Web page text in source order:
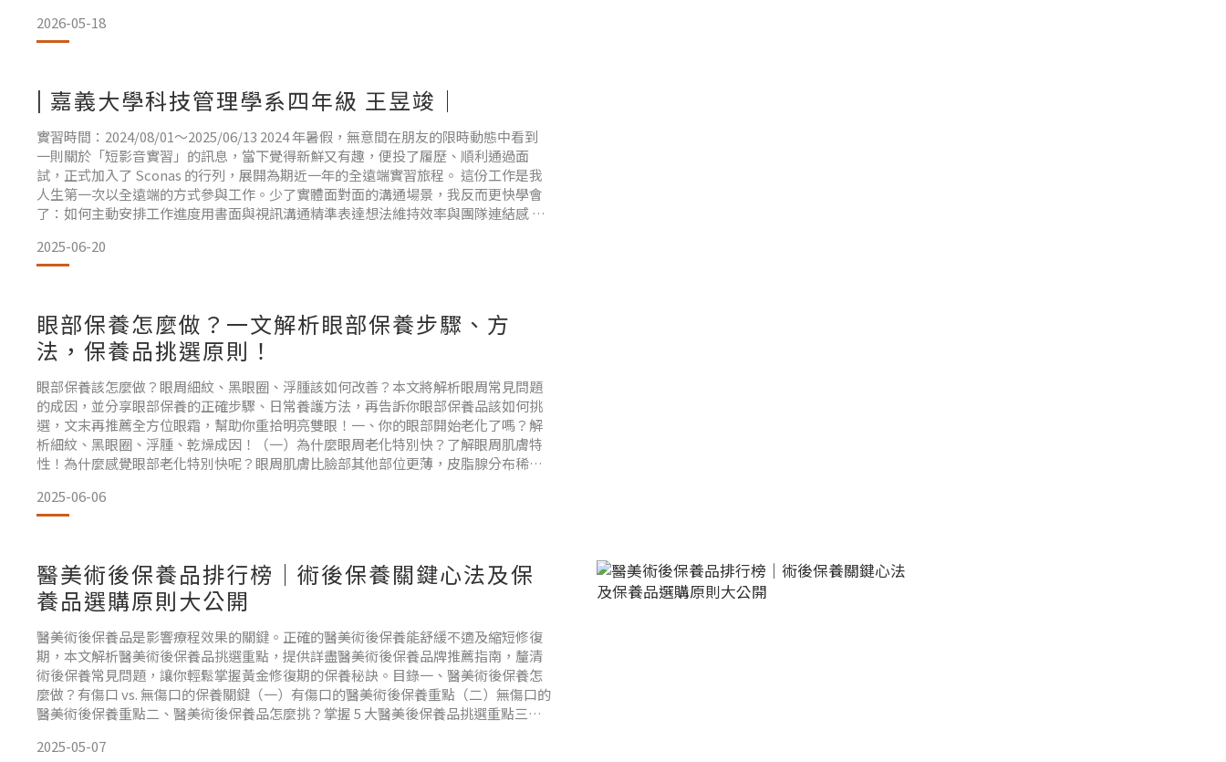
質臉部保養重點日常肌膚保養方法FAQ總
2026-05-18
| 嘉義大學科技管理學系四年級 王昱竣｜
實習時間：2024/08/01～2025/06/13 2024 年暑假，無意間在朋友的限時動態中看到
一則關於「短影音實習」的訊息，當下覺得新鮮又有趣，便投了履歷、順利通過面
試，正式加入了 Sconas 的行列，展開為期近一年的全遠端實習旅程。 這份工作是我
人生第一次以全遠端的方式參與工作。少了實體面對面的溝通場景，我反而更快學會
了：如何主動安排工作進度用書面與視訊溝通精準表達想法維持效率與團隊連結感 這
會。 ⸻ | 多元歷練：
2025-06-20
眼部保養怎麼做？一文解析眼部保養步驟、方
法，保養品挑選原則！
眼部保養該怎麼做？眼周細紋、黑眼圈、浮腫該如何改善？本文將解析眼周常見問題
的成因，並分享眼部保養的正確步驟、日常養護方法，再告訴你眼部保養品該如何挑
選，文末再推薦全方位眼霜，幫助你重拾明亮雙眼！一、你的眼部開始老化了嗎？解
析細紋、黑眼圈、浮腫、乾燥成因！（一）為什麼眼周老化特別快？了解眼周肌膚特
性！為什麼感覺眼部老化特別快呢？眼周肌膚比臉部其他部位更薄，皮脂腺分布稀
日常保養不當，加上紫外線或生活壓力的影響，就會更容易造成眼
2025-06-06
醫美術後保養品排行榜｜術後保養關鍵心法及保
養品選購原則大公開
醫美術後保養品是影響療程效果的關鍵。正確的醫美術後保養能舒緩不適及縮短修復
期，本文解析醫美術後保養品挑選重點，提供詳盡醫美術後保養品牌推薦指南，釐清
術後保養常見問題，讓你輕鬆掌握黃金修復期的保養秘訣。目錄一、醫美術後保養怎
麼做？有傷口 vs. 無傷口的保養關鍵（一）有傷口的醫美術後保養重點（二）無傷口的
醫美術後保養重點二、醫美術後保養品怎麼挑？掌握 5 大醫美後保養品挑選重點三、
Sconas 逆齡精粹（二）Sconas 玫
2025-05-07